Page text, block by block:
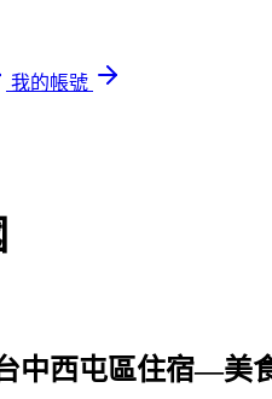
我的帳號
中西屯區住宿—美